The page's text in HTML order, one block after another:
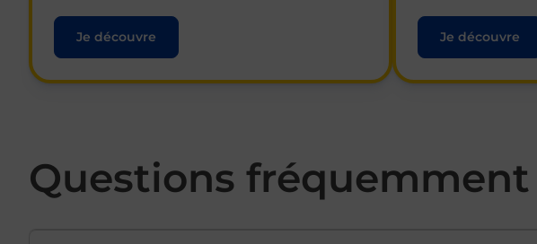
Je découvre Je découvre
Questions fréquemment